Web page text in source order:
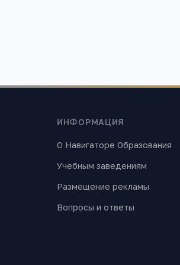
ИНФОРМАЦИЯ
О Навигаторе Образования
Учебным заведениям
Размещение рекламы
Вопросы и ответы